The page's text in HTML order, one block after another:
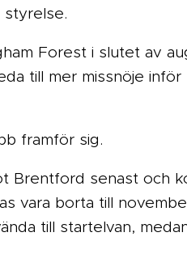
Forest i slutet av
till mer missnöje inför
framför sig.
Brentford senast och
vara borta till
till startelvan,